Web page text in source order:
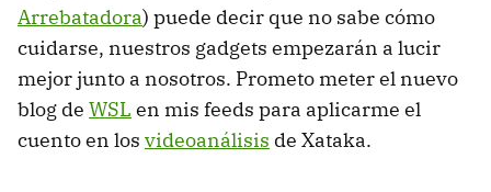
Arrebatadora) puede decir que no sabe cómo
cuidarse, nuestros gadgets empezarán a lucir
mejor junto a nosotros. Prometo meter el nuevo
blog de WSL en mis feeds para aplicarme el
cuento en los videoanálisis de Xataka.